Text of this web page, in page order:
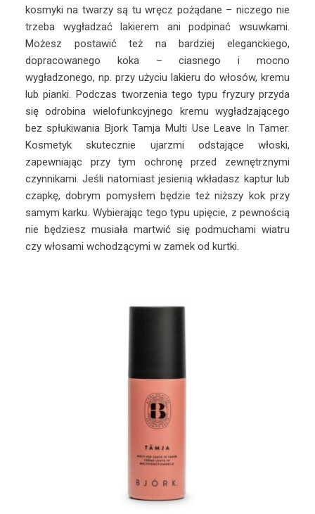
kosmyki na twarzy są tu wręcz pożądane – niczego nie
trzeba wygładzać lakierem ani podpinać wsuwkami.
Możesz postawić też na bardziej eleganckiego,
dopracowanego koka – ciasnego i mocno
wygładzonego, np. przy użyciu lakieru do włosów, kremu
lub pianki. Podczas tworzenia tego typu fryzury przyda
się odrobina wielofunkcyjnego kremu wygładzającego
bez spłukiwania Bjork Tamja Multi Use Leave In Tamer.
Kosmetyk skutecznie ujarzmi odstające włoski,
zapewniając przy tym ochronę przed zewnętrznymi
czynnikami. Jeśli natomiast jesienią wkładasz kaptur lub
czapkę, dobrym pomysłem będzie też niższy kok przy
samym karku. Wybierając tego typu upięcie, z pewnością
nie będziesz musiała martwić się podmuchami wiatru
czy włosami wchodzącymi w zamek od kurtki.